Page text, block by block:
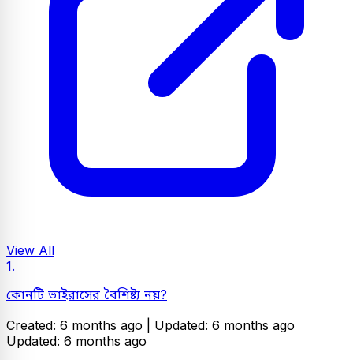
View All
1.
কোনটি ভাইরাসের বৈশিষ্ট্য নয়?
Created: 6 months ago | Updated: 6 months ago
Updated: 6 months ago